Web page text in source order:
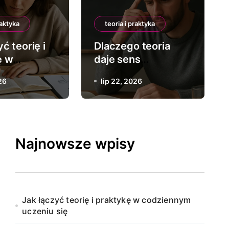
a praktyka w
twórczym
lip 18, 2026
teorię i
w
teoria i praktyka
Dlaczego teoria
daje sens
doświadczeniu
lip 22, 2026
Najnowsze wpisy
Jak łączyć teorię i praktykę w codziennym
uczeniu się